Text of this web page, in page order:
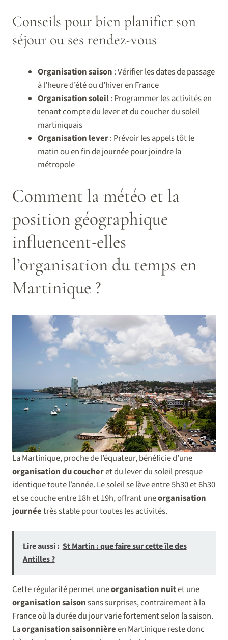
Conseils pour bien planifier son
séjour ou ses rendez-vous
Organisation saison : Vérifier les dates de passage
à l’heure d’été ou d’hiver en France
Organisation soleil: Programmer les activités en
tenant compte du lever et du coucher du soleil
martiniquais
Organisation lever: Prévoir les appels tôt le
matin ou en fin de journée pour joindre la
métropole
Comment la météo et la
position géographique
influencent-elles
l’organisation du temps en
Martinique ?
La Martinique, proche de l’équateur, bénéficie d’une
organisation du coucheret du lever du soleil presque
identique toute l’année. Le soleil se lève entre 5h30 et 6h30
et se couche entre 18h et 19h, offrant uneorganisation
journéetrès stable pour toutes les activités.
Lire aussi : St Martin : que faire sur cette île des
Antilles ?
Cette régularité permet uneorganisation nuitet une
organisation saisonsans surprises, contrairement à la
France où la durée du jour varie fortement selon la saison.
Laorganisation saisonnièreen Martinique reste donc